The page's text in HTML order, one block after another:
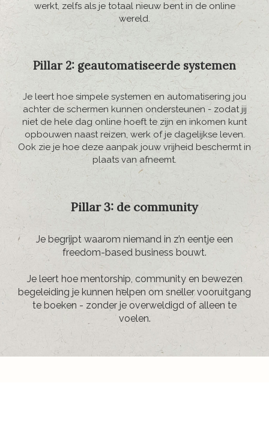
werkt, zelfs als je totaal nieuw bent in de online
wereld.
Pillar 2: geautomatiseerde systemen
Je leert hoe simpele systemen en automatisering jou
achter de schermen kunnen ondersteunen - zodat jij
niet de hele dag online hoeft te zijn en inkomen kunt
opbouwen naast reizen, werk of je dagelijkse leven.
Ook zie je hoe deze aanpak jouw vrijheid beschermt in
plaats van afneemt.
Pillar 3: de community
Je begrijpt waarom niemand in z’n eentje een
freedom-based business bouwt.
Je leert hoe mentorship, community en bewezen
begeleiding je kunnen helpen om sneller vooruitgang
te boeken - zonder je overweldigd of alleen te
voelen.